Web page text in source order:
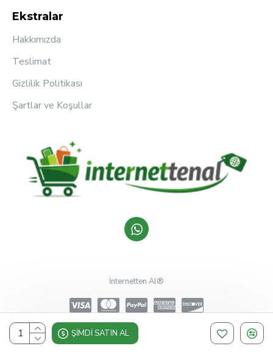
ŞIMDI SATIN AL
Ekstralar
Hakkımızda
Teslimat
Gizlilik Politikası
Şartlar ve Koşullar
İnternetten Al®
Design, Hosting & Support By Shopgez.com